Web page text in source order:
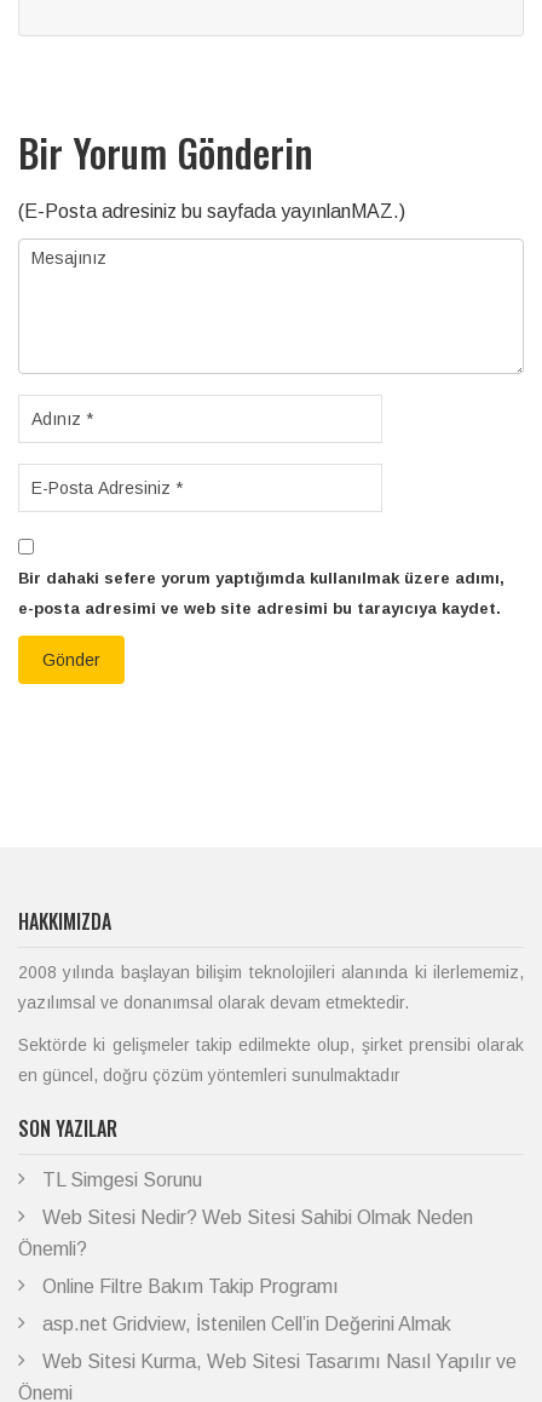
Bir Yorum Gönderin
(E-Posta adresiniz bu sayfada yayınlanMAZ.)
Bir dahaki sefere yorum yaptığımda kullanılmak üzere adımı,
e-posta adresimi ve web site adresimi bu tarayıcıya kaydet.
HAKKIMIZDA
2008 yılında başlayan bilişim teknolojileri alanında ki ilerlememiz,
yazılımsal ve donanımsal olarak devam etmektedir.
Sektörde ki gelişmeler takip edilmekte olup, şirket prensibi olarak
en güncel, doğru çözüm yöntemleri sunulmaktadır
SON YAZILAR
TL Simgesi Sorunu
Web Sitesi Nedir? Web Sitesi Sahibi Olmak Neden
Önemli?
Online Filtre Bakım Takip Programı
asp.net Gridview, İstenilen Cell’in Değerini Almak
Web Sitesi Kurma, Web Sitesi Tasarımı Nasıl Yapılır ve
Önemi